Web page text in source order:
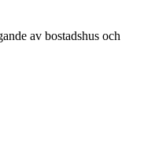
av bostadshus och